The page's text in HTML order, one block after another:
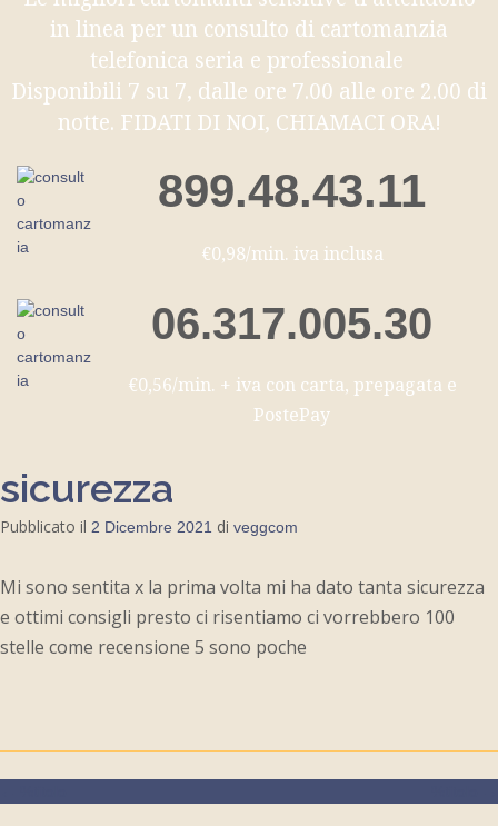
in linea per un consulto di cartomanzia
telefonica seria e professionale
Disponibili 7 su 7, dalle ore 7.00 alle ore 2.00 di
notte. FIDATI DI NOI, CHIAMACI ORA!
899.48.43.11
€0,98/min. iva inclusa
06.317.005.30
€0,56/min. + iva con carta, prepagata e
PostePay
sicurezza
Pubblicato il 2 Dicembre 2021 di veggcom
Mi sono sentita x la prima volta mi ha dato tanta sicurezza
e ottimi consigli presto ci risentiamo ci vorrebbero 100
stelle come recensione 5 sono poche